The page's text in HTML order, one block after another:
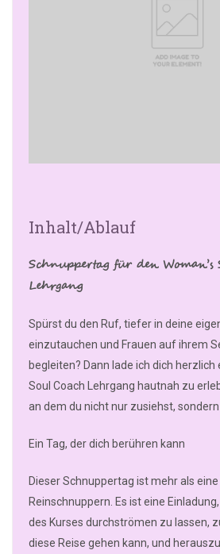
Inhalt/Ablauf
Schnuppertag für den Woman’s
Lehrgang
Spürst du den Ruf, tiefer in deine
einzutauchen und Frauen auf ihrem
begleiten? Dann lade ich dich herzlich
Soul Coach Lehrgang hautnah zu
an dem du nicht nur zusiehst,
Ein Tag, der dich berühren kann
Dieser Schnuppertag ist mehr als
Reinschnuppern. Es ist eine
des Kurses durchströmen zu lassen,
diese Reise gehen kann, und